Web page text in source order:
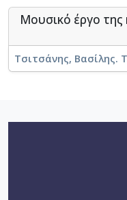
Μουσικό έργο
Τσιτσάνης, Βασίλης.